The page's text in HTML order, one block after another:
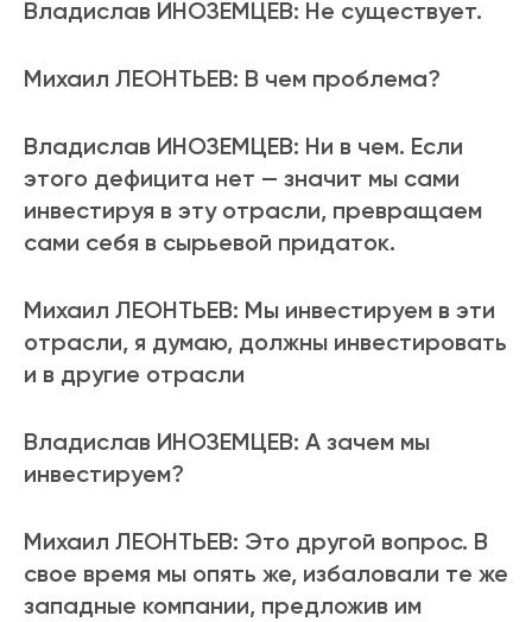
Владислав ИНОЗЕМЦЕВ: Не существует.
Михаил ЛЕОНТЬЕВ: В чем проблема?
Владислав ИНОЗЕМЦЕВ: Ни в чем. Если
этого дефицита нет — значит мы сами
инвестируя в эту отрасли, превращаем
сами себя в сырьевой придаток.
Михаил ЛЕОНТЬЕВ: Мы инвестируем в эти
отрасли, я думаю, должны инвестировать
и в другие отрасли
Владислав ИНОЗЕМЦЕВ: А зачем мы
инвестируем?
Михаил ЛЕОНТЬЕВ: Это другой вопрос. В
свое время мы опять же, избаловали те же
западные компании, предложив им